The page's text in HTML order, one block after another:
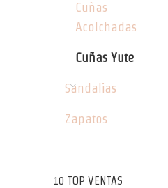
Cuñas
Acolchadas
Cuñas Yute
Sandalias
Zapatos
10 TOP VENTAS